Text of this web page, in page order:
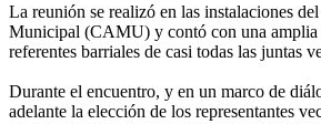
La reunión se realizó en las instalaciones
Municipal (CAMU) y contó con una amplia
referentes barriales de casi todas las juntas
Durante el encuentro, y en un marco de
adelante la elección de los representantes